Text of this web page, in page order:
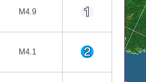
M4.9
M4.1